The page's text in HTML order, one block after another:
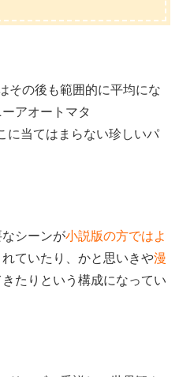
その後も範囲的に平均にな
アオートマタ
に当てはまらない珍しいパ
シーンが小説版の方ではよ
れていたり、かと思いきや漫
たりという構成になってい